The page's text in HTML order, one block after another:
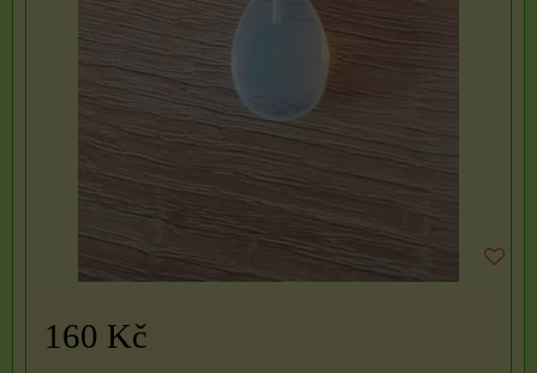
160 Kč